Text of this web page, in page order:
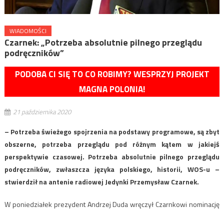
WIADOMOŚCI
Czarnek: „Potrzeba absolutnie pilnego przeglądu
podręczników”
PODOBA CI SIĘ TO CO ROBIMY? WESPRZYJ PROJEKT
MAGNA POLONIA!
21 października 2020
– Potrzeba świeżego spojrzenia na podstawy programowe, są zbyt
obszerne, potrzeba przeglądu pod różnym kątem w jakiejś
perspektywie czasowej. Potrzeba absolutnie pilnego przeglądu
podręczników, zwłaszcza języka polskiego, historii, WOS-u –
stwierdził na antenie radiowej Jedynki Przemysław Czarnek.
W poniedziałek prezydent Andrzej Duda wręczył Czarnkowi nominację